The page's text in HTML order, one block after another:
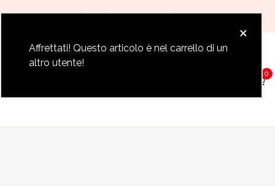
Paga fino a 12 rate con Klarna
×
Affrettati! Questo articolo è nel carrello di un
altro utente!